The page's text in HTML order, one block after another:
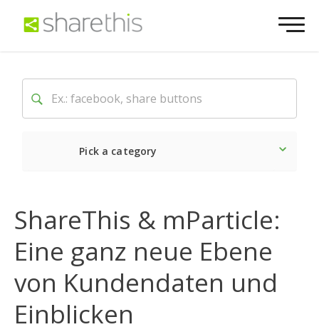
Pick a category
Sozial
Marketing
Website
ShareThis & mParticle:
Eine ganz neue Ebene
von Kundendaten und
Einblicken